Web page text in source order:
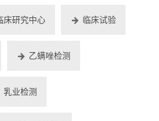
床研究中心 临床试验
乙螨唑检测
乳业检测